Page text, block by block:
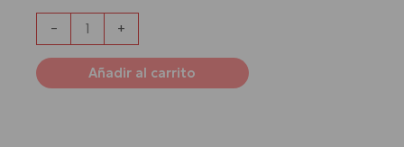
- +
Añadir al carrito